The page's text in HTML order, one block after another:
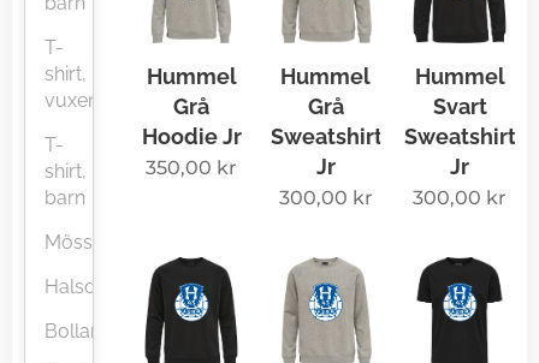
T-
shirt,
vuxen
T-
shirt,
barn
Mössor
Halsdukar
Bollar
Hummel
Grå
Hoodie Jr
350,00 kr
Hummel
Grå
Sweatshirt
Jr
300,00 kr
Hummel
Svart
Sweatshirt
Jr
300,00 kr